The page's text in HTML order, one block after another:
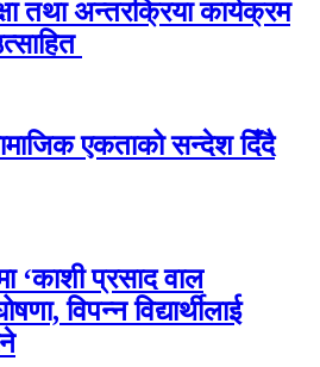
तथा अन्तरक्रिया कार्यक्रम
एकताको सन्देश दिँदै
‘काशी प्रसाद वाल
विपन्न विद्यार्थीलाई